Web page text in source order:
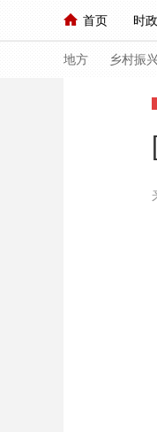
首页 时政
人民领袖习近平
直播
海外频道
地方 乡村振